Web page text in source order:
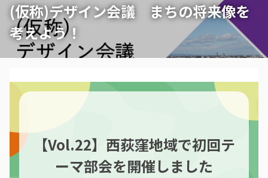
(仮称)デザイン会議 まちの将来像を
考えよう！
【Vol.22】西荻窪地域で初回テ
ーマ部会を開催しました